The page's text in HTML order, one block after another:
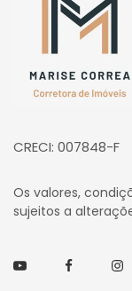
CRECI: 007848-F
Os valores,
sujeitos a
YoutubeFacebook